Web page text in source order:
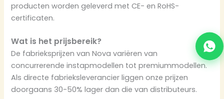
producten worden geleverd met CE- en RoHS-
certificaten.
Wat is het prijsbereik?
De fabrieksprijzen van Nova variëren van
concurrerende instapmodellen tot premiummodellen.
Als directe fabrieksleverancier liggen onze prijzen
doorgaans 30-50% lager dan die van distributeurs.